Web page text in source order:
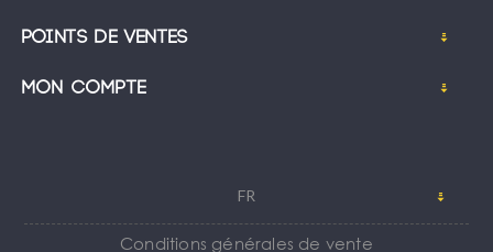
Points de ventes
Mon compte
FR
Conditions générales de vente